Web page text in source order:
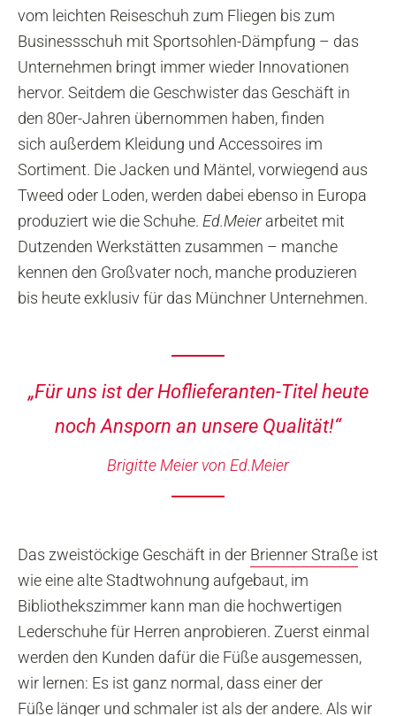
vom leichten Reiseschuh zum Fliegen bis zum
Businessschuh mit Sportsohlen-Dämpfung – das
Unternehmen bringt immer wieder Innovationen
hervor. Seitdem die Geschwister das Geschäft in
den 80er-Jahren übernommen haben, finden
sich außerdem Kleidung und Accessoires im
Sortiment. Die Jacken und Mäntel, vorwiegend aus
Tweed oder Loden, werden dabei ebenso in Europa
produziert wie die Schuhe. Ed.Meierarbeitet mit
Dutzenden Werkstätten zusammen – manche
kennen den Großvater noch, manche produzieren
bis heute exklusiv für das Münchner Unternehmen.
„Für uns ist der Hoflieferanten-Titel heute
noch Ansporn an unsere Qualität!“
Brigitte Meier von Ed.Meier
Das zweistöckige Geschäft in der Brienner Straße ist
wie eine alte Stadtwohnung aufgebaut, im
Bibliothekszimmer kann man die hochwertigen
Lederschuhe für Herren anprobieren. Zuerst einmal
werden den Kunden dafür die Füße ausgemessen,
wir lernen: Es ist ganz normal, dass einer der
Füße länger und schmaler ist als der andere. Als wir